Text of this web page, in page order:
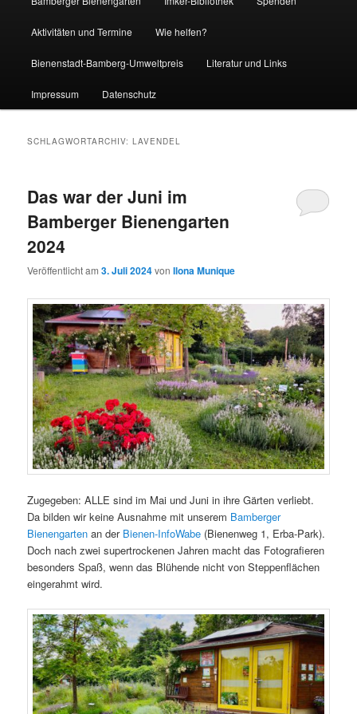
Aktivitäten und Termine Wie helfen?
Bienenstadt-Bamberg-Umweltpreis Literatur und Links
Impressum Datenschutz
SCHLAGWORTARCHIV:LAVENDEL
Das war der Juni im
Bamberger Bienengarten
2024
Veröffentlicht am3. Juli 2024vonIlona Munique
Zugegeben: ALLE sind im Mai und Juni in ihre Gärten verliebt.
Da bilden wir keine Ausnahme mit unserem Bamberger
Bienengarten an der Bienen-InfoWabe (Bienenweg 1, Erba-Park).
Doch nach zwei supertrockenen Jahren macht das Fotografieren
besonders Spaß, wenn das Blühende nicht von Steppenflächen
eingerahmt wird.